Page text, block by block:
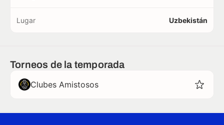
Lugar Uzbekistán
Torneos de la temporada
Clubes Amistosos